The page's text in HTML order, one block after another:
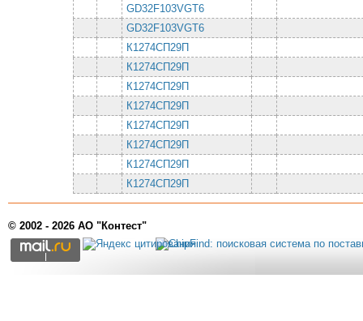
GD32F103VGT6
GD32F103VGT6
К1274СП29П
К1274СП29П
К1274СП29П
К1274СП29П
К1274СП29П
К1274СП29П
К1274СП29П
К1274СП29П
© 2002 - 2026 АО "Контест"